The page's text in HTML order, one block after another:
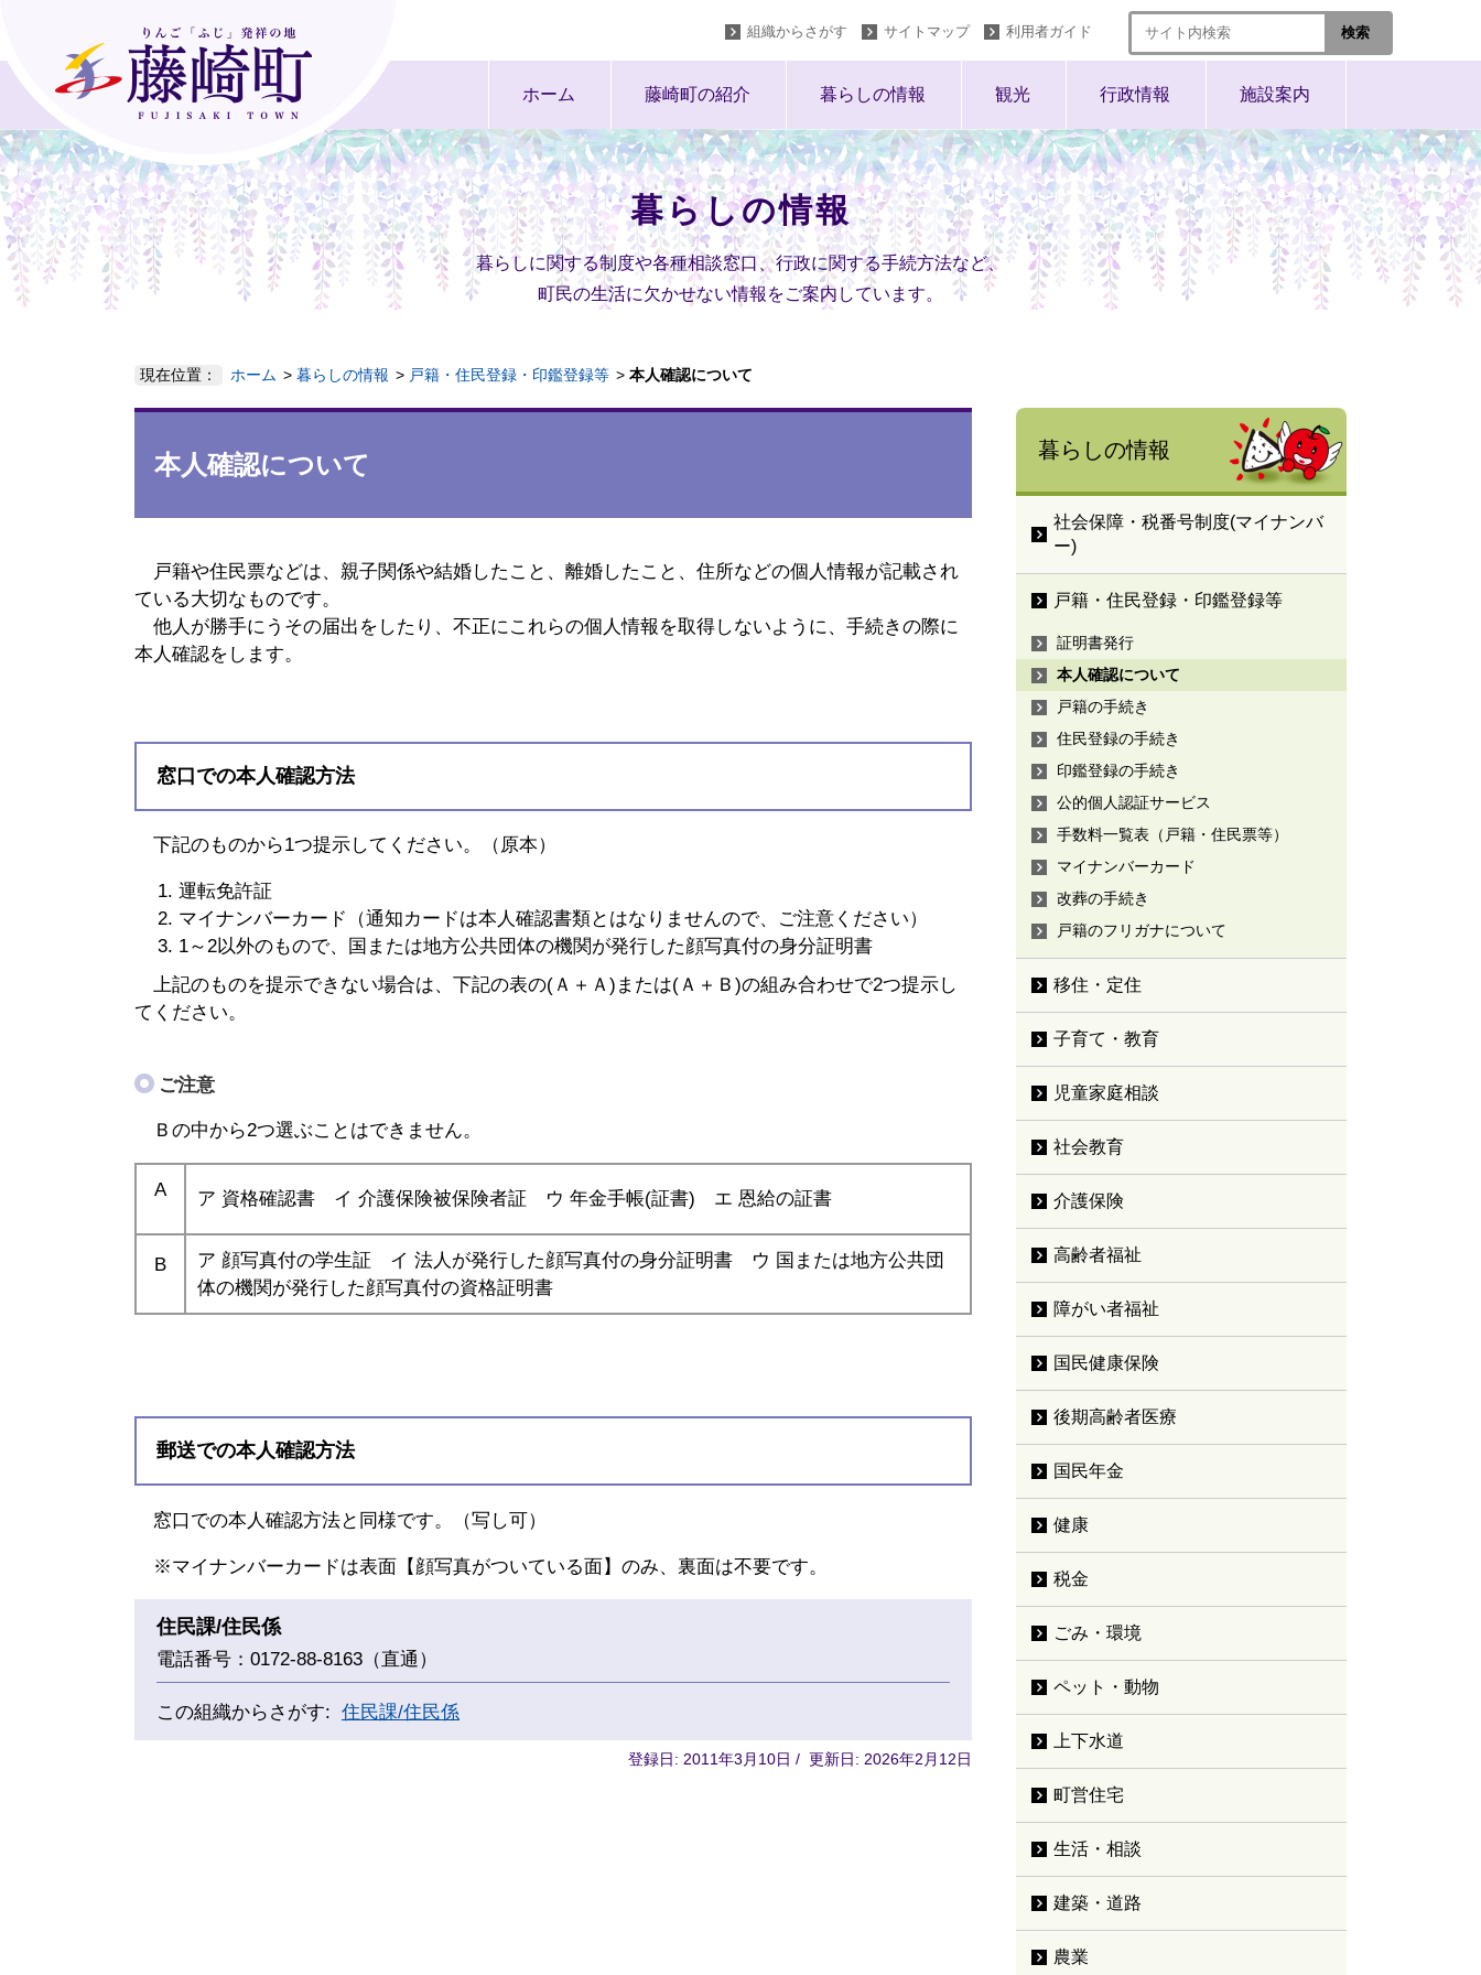
組織からさがす サイトマップ 利用者ガイド
ホーム 藤崎町の紹介 暮らしの情報 観光 行政情報 施設案内
暮らしの情報
暮らしに関する制度や各種相談窓口、行政に関する手続方法など、
町民の生活に欠かせない情報をご案内しています。
現在位置： ホーム 暮らしの情報 戸籍・住民登録・印鑑登録等 本人確認について
暮らしの情報
社会保障・税番号制度(マイナンバ
ー)
戸籍・住民登録・印鑑登録等
証明書発行
本人確認について
戸籍の手続き
住民登録の手続き
印鑑登録の手続き
公的個人認証サービス
手数料一覧表（戸籍・住民票等）
マイナンバーカード
改葬の手続き
戸籍のフリガナについて
移住・定住
子育て・教育
児童家庭相談
社会教育
介護保険
高齢者福祉
障がい者福祉
国民健康保険
後期高齢者医療
国民年金
健康
税金
ごみ・環境
ペット・動物
上下水道
町営住宅
生活・相談
建築・道路
農業
本人確認について
戸籍や住民票などは、親子関係や結婚したこと、離婚したこと、住所などの個人情報が記載され
ている大切なものです。
他人が勝手にうその届出をしたり、不正にこれらの個人情報を取得しないように、手続きの際に
本人確認をします。
窓口での本人確認方法
下記のものから1つ提示してください。（原本）
運転免許証
マイナンバーカード（通知カードは本人確認書類とはなりませんので、ご注意ください）
1～2以外のもので、国または地方公共団体の機関が発行した顔写真付の身分証明書
上記のものを提示できない場合は、下記の表の(Ａ＋Ａ)または(Ａ＋Ｂ)の組み合わせで2つ提示し
てください。
ご注意
Ｂの中から2つ選ぶことはできません。
A ア 資格確認書 イ 介護保険被保険者証 ウ 年金手帳(証書) エ 恩給の証書
B
ア 顔写真付の学生証 イ 法人が発行した顔写真付の身分証明書 ウ 国または地方公共団
体の機関が発行した顔写真付の資格証明書
郵送での本人確認方法
窓口での本人確認方法と同様です。（写し可）
※マイナンバーカードは表面【顔写真がついている面】のみ、裏面は不要です。
住民課/住民係
電話番号：0172-88-8163（直通）
この組織からさがす: 住民課/住民係
登録日: 2011年3月10日 / 更新日: 2026年2月12日